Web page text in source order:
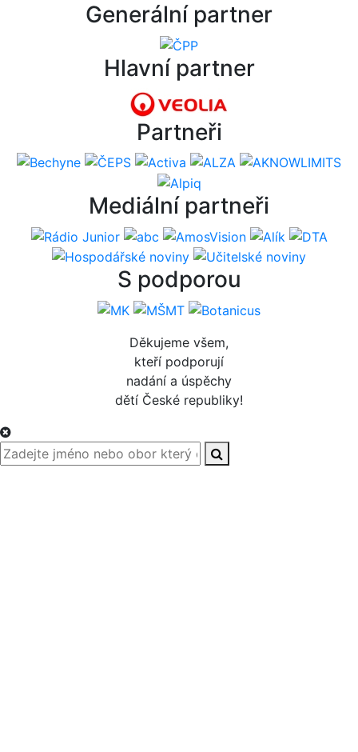
Generální partner
Hlavní partner
Partneři
Mediální partneři
S podporou
Děkujeme všem,
kteří podporují
nadání a úspěchy
dětí České republiky!